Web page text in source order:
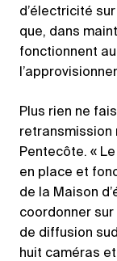
d’électricité
que, dans
fonctionnent
Plus rien ne
retransmission
Pentecôte. «
en place et
de la Maison
coordonner
de diffusion
huit caméras